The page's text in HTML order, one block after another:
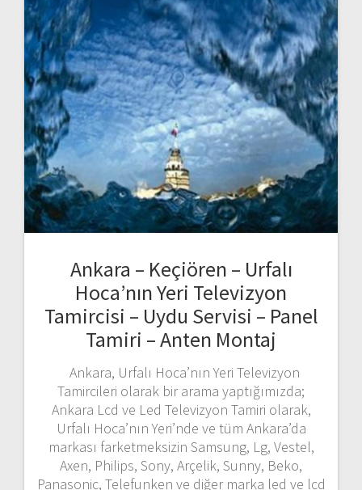
Ankara – Keçiören – Urfalı
Hoca’nın Yeri Televizyon
Tamircisi – Uydu Servisi – Panel
Tamiri – Anten Montaj
Ankara, Urfalı Hoca’nın Yeri Televizyon
Tamircileri olarak bir arama yaptığımızda;
Ankara Lcd ve Led Televizyon Tamiri olarak,
Urfalı Hoca’nın Yeri’nde ve tüm Ankara’da
markası farketmeksizin Samsung, Lg, Vestel,
Axen, Philips, Sony, Arçelik, Sunny, Beko,
Panasonic, Telefunken ve diğer marka led ve lcd